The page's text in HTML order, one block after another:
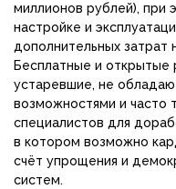
миллионов рублей), при
настройке и
дополнительных затрат
Бесплатные и открытые
устаревшие, не
возможностями и часто
специалистов для
в котором возможно
счёт упрощения и
систем.